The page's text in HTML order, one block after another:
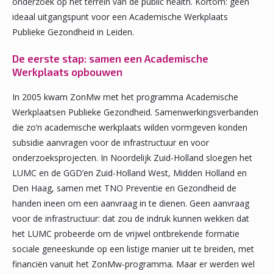
ideaal uitgangspunt voor een Academische Werkplaats
Publieke Gezondheid in Leiden.
De eerste stap: samen een Academische
Werkplaats opbouwen
In 2005 kwam ZonMw met het programma Academische
Werkplaatsen Publieke Gezondheid. Samenwerkingsverbanden
die zo’n academische werkplaats wilden vormgeven konden
subsidie aanvragen voor de infrastructuur en voor
onderzoeksprojecten. In Noordelijk Zuid-Holland sloegen het
LUMC en de GGD’en Zuid-Holland West, Midden Holland en
Den Haag, samen met TNO Preventie en Gezondheid de
handen ineen om een aanvraag in te dienen. Geen aanvraag
voor de infrastructuur: dat zou de indruk kunnen wekken dat
het LUMC probeerde om de vrijwel ontbrekende formatie
sociale geneeskunde op een listige manier uit te breiden, met
financiën vanuit het ZonMw-programma. Maar er werden wel